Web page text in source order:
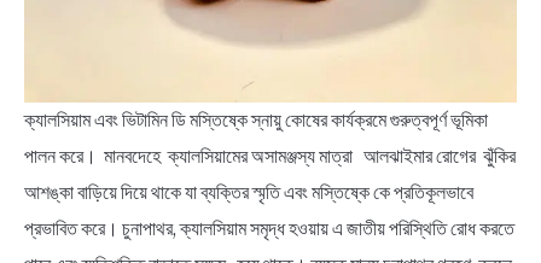
ক্যালসিয়াম এবং ভিটামিন ডি মস্তিষ্কে স্নায়ু কোষের কার্যক্রমে গুরুত্বপূর্ণ ভূমিকা
পালন করে। মানবদেহে ক্যালসিয়ামের অসামঞ্জস্য মাত্রা আলঝাইমার রোগের ঝুঁকির
আশঙ্কা বাড়িয়ে দিয়ে থাকে যা ব্যক্তির স্মৃতি এবং মস্তিষ্কে কে প্রতিকূলভাবে
প্রভাবিত করে। চুনাপাথর, ক্যালসিয়াম সমৃদ্ধ হওয়ায় এ জাতীয় পরিস্থিতি রোধ করতে